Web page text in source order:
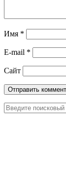
Имя *
E-mail *
Сайт